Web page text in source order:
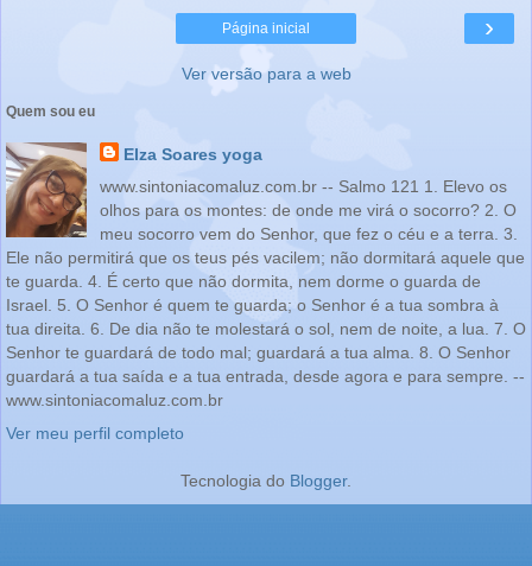
›
Página inicial
Ver versão para a web
Quem sou eu
Elza Soares yoga
www.sintoniacomaluz.com.br -- Salmo 121 1. Elevo os
olhos para os montes: de onde me virá o socorro? 2. O
meu socorro vem do Senhor, que fez o céu e a terra. 3.
Ele não permitirá que os teus pés vacilem; não dormitará aquele que
te guarda. 4. É certo que não dormita, nem dorme o guarda de
Israel. 5. O Senhor é quem te guarda; o Senhor é a tua sombra à
tua direita. 6. De dia não te molestará o sol, nem de noite, a lua. 7. O
Senhor te guardará de todo mal; guardará a tua alma. 8. O Senhor
guardará a tua saída e a tua entrada, desde agora e para sempre. --
www.sintoniacomaluz.com.br
Ver meu perfil completo
Tecnologia do Blogger.